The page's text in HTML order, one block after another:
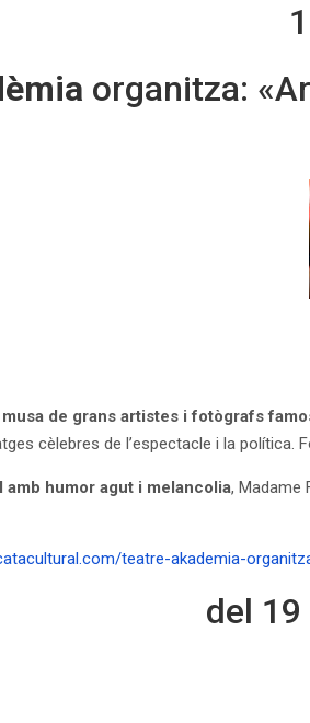
organitza:
musa de grans artistes i fotògrafs
cèlebres de l’espectacle i la política.
amb humor agut i melancolia, Madame
teatre-akademia-
del 19